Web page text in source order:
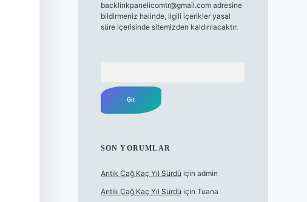
backlinkpanelicomtr@gmail.comadresine
bildirmeniz halinde, ilgili içerikler yasal
süre içerisinde sitemizden kaldırılacaktır.
SON YORUMLAR
Antik Çağ Kaç Yıl Sürdü için admin
Antik Çağ Kaç Yıl Sürdü için Tuana